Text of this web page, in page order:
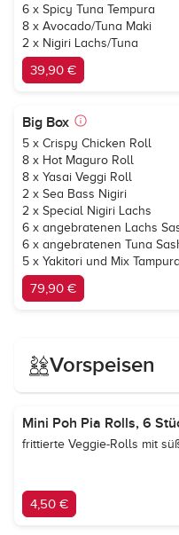
6 x Spicy Tuna Tempura
8 x Avocado/Tuna Maki
2 x Nigiri Lachs/Tuna
39,90 €
Big Box
5 x Crispy Chicken Roll
8 x Hot Maguro Roll
8 x Yasai Veggi Roll
2 x Sea Bass Nigiri
2 x Special Nigiri Lachs
6 x angebratenen Lachs
6 x angebratenen Tuna
5 x Yakitori und Mix Tampura
79,90 €
Vorspeisen
Mini Poh Pia Rolls, 6
frittierte Veggie-Rolls mit
4,50 €